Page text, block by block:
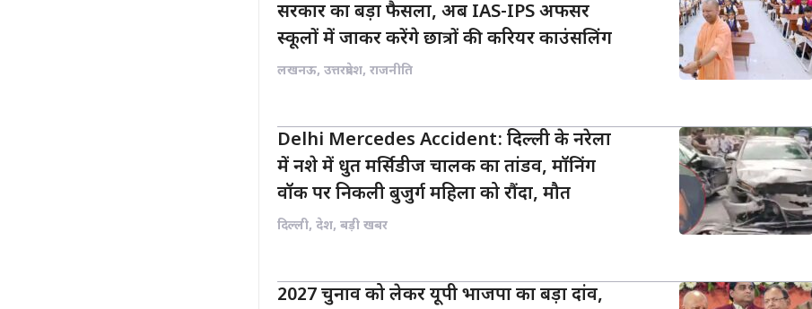
सरकार का बड़ा फैसला, अब IAS-IPS अफसर
स्कूलों में जाकर करेंगे छात्रों की करियर काउंसलिंग
लखनऊ, उत्तरप्रदेश, राजनीति
Delhi Mercedes Accident: दिल्ली के नरेला
में नशे में धुत मर्सिडीज चालक का तांडव, मॉनिंग
वॉक पर निकली बुजुर्ग महिला को रौंदा, मौत
दिल्ली, देश, बड़ी खबर
2027 चुनाव को लेकर यूपी भाजपा का बड़ा दांव,